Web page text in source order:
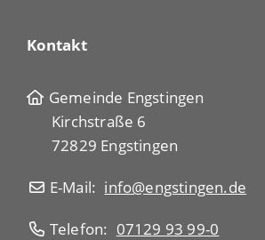
Kontakt
Gemeinde Engstingen
Kirchstraße 6
72829 Engstingen
E-Mail: info@engstingen.de
Telefon: 07129 93 99-0